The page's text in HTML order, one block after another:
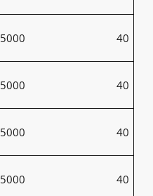
5000 40
5000 40
5000 40
5000 40